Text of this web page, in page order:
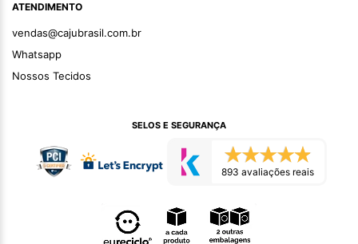
ATENDIMENTO
vendas@cajubrasil.com.br
Whatsapp
Nossos Tecidos
SELOS E SEGURANÇA
893 avaliações reais